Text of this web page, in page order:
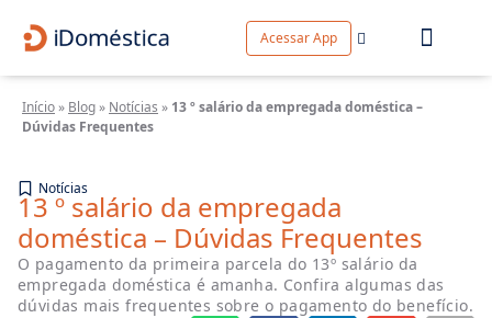
Acessar App
Início» Blog» Notícias » 13 º salário da empregada doméstica –
Dúvidas Frequentes
Notícias
13 º salário da empregada
doméstica – Dúvidas Frequentes
O pagamento da primeira parcela do 13º salário da
empregada doméstica é amanha. Confira algumas das
dúvidas mais frequentes sobre o pagamento do benefício.